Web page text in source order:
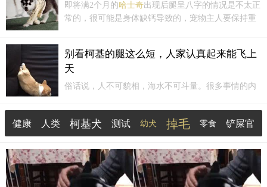
即将满2个月的哈士奇出现后腿呈八字的情况是不太正
常的，很可能是身体缺钙导致的，宠物主人要保持重
与改善的，下面就这一情况给出一些建议与方法措
施，希望能帮助
别看柯基的腿这么短，人家认真起来能飞上
天
俗话说，人不可貌相，海水不可斗量。很多事情的内
狗狗平时看上去虽然傻乎乎的，经常做出非常搞笑的
举动，但实际上狗狗是非常聪明的动物，就算哈士奇
也不是真傻。再举一个例子，柯基的腿。
健康 人类 柯基犬 测试 幼犬 掉毛 零食 铲屎官
毛发 研究院